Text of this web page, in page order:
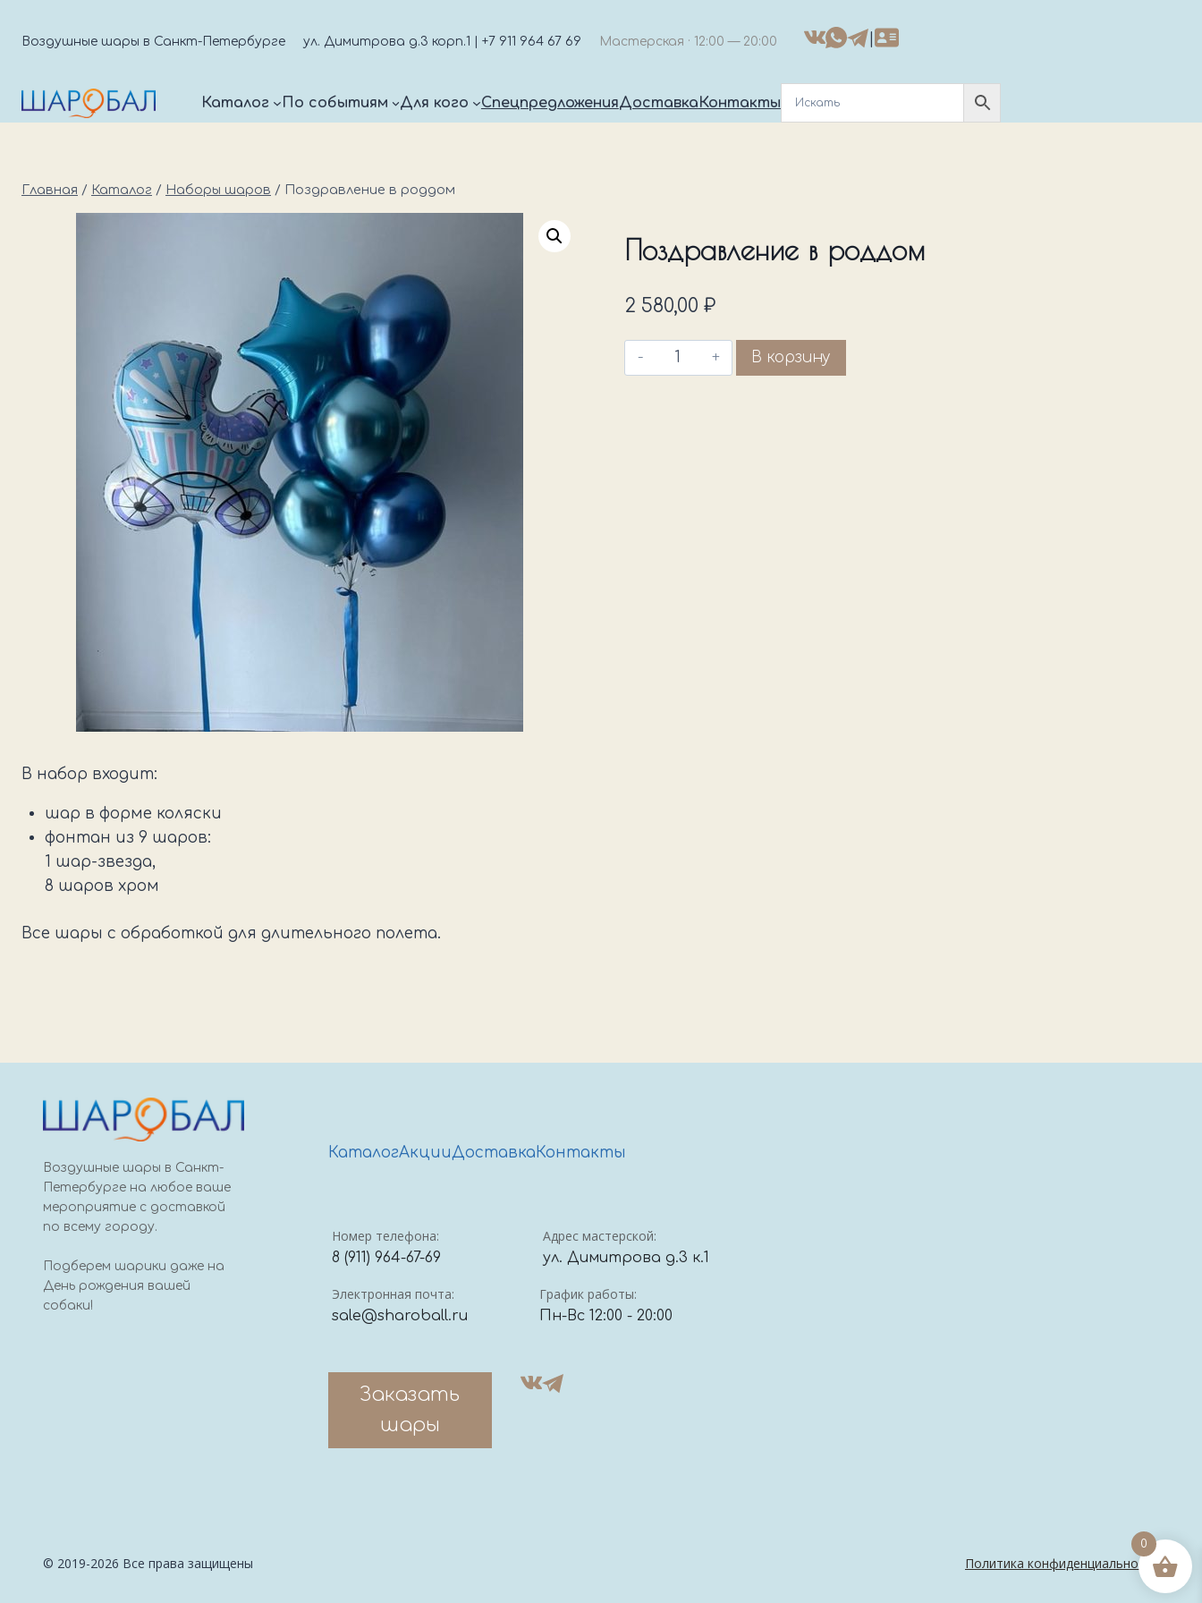
Воздушные шары в Санкт-Петербурге ул. Димитрова д.3 корп.1 | +7 911 964 67 69 Мастерская · 12:00 — 20:00
Каталог По событиям Для кого СпецпредложенияДоставка Контакты
Главная / Каталог / Наборы шаров / Поздравление в роддом
Поздравление в роддом
2 580,00 ₽
Количество
товара
В корзину
В набор входит:
шар в форме коляски
фонтан из 9 шаров:
1 шар-звезда,
8 шаров хром
Все шары с обработкой для длительного полета.
Воздушные шары в Санкт-
Петербурге на любое ваше
мероприятие с доставкой
по всему городу.
Подберем шарики даже на
День рождения вашей
собаки!
КаталогАкцииДоставка Контакты
Номер телефона:
8 (911) 964-67-69
Адрес мастерской:
ул. Димитрова д.3 к.1
Электронная почта:
sale@sharoball.ru
График работы:
Пн-Вс 12:00 - 20:00
Заказать
шары
© 2019-2026 Все права защищены Политика конфиденциальности
0